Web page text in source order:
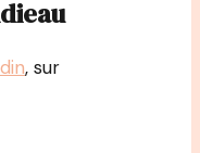
, sur